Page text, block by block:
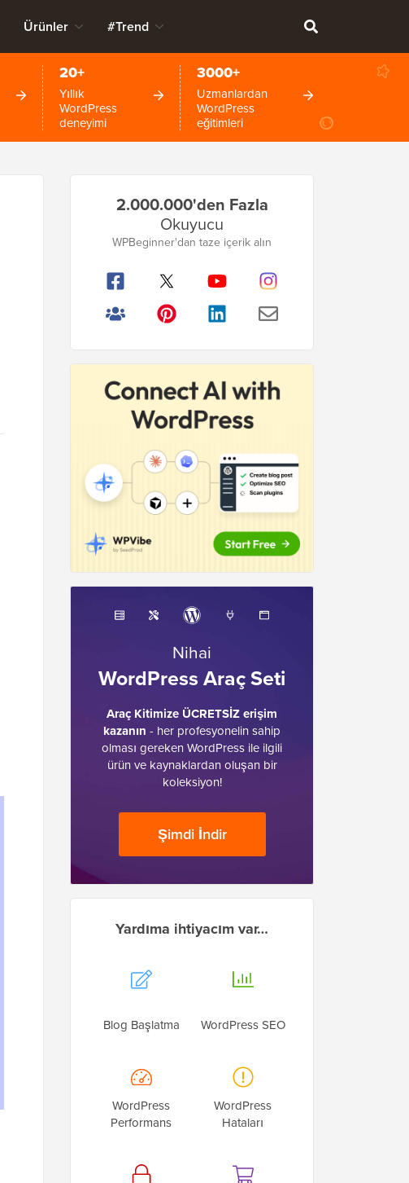
Ürünler #Trend
20+
Yıllık
WordPress
deneyimi
3000+
Uzmanlardan
WordPress
eğitimleri
Kenar
Çubuğu
2.000.000'den Fazla
Okuyucu
WPBeginner'dan taze içerik alın
Nihai
WordPress Araç Seti
Araç Kitimize ÜCRETSİZ erişim
kazanın - her profesyonelin sahip
olması gereken WordPress ile ilgili
ürün ve kaynaklardan oluşan bir
koleksiyon!
Şimdi İndir
Yardıma ihtiyacım var…
Blog Başlatma WordPress SEO
WordPress
Performans
WordPress
Hataları